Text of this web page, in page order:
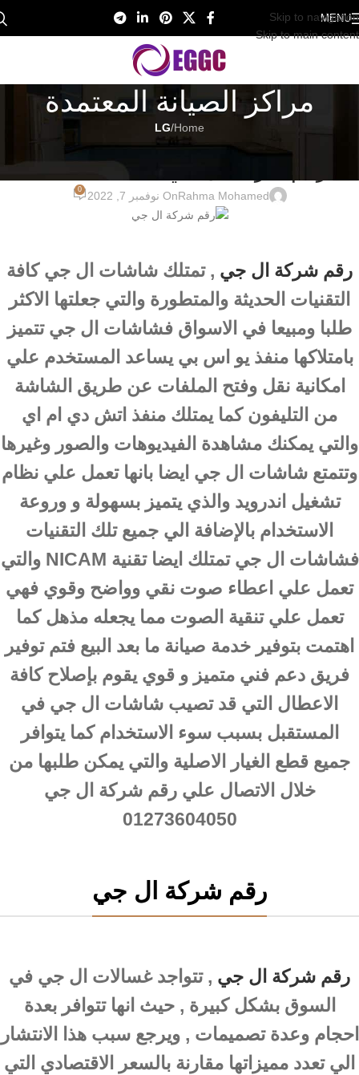
Skip to navigation
Skip to main content
MENU
مراكز الصيانة المعتمدة
Home
/
LG
LG
Rahma MohamedOn نوفمبر 7, 2022 0
رقم شركة ال جي , تمتلك شاشات ال جي كافة
التقنيات الحديثة والمتطورة والتي جعلتها الاكثر
طلبا ومبيعا في الاسواق فشاشات ال جي تتميز
بامتلاكها منفذ يو اس بي يساعد المستخدم علي
امكانية نقل وفتح الملفات عن طريق الشاشة
من التليفون كما يمتلك منفذ اتش دي ام اي
والتي يمكنك مشاهدة الفيديوهات والصور وغيرها
وتتمتع شاشات ال جي ايضا بانها تعمل علي نظام
تشغيل اندرويد والذي يتميز بسهولة و وروعة
الاستخدام بالإضافة الي جميع تلك التقنيات
فشاشات ال جي تمتلك ايضا تقنية NICAM والتي
تعمل علي اعطاء صوت نقي وواضح وقوي فهي
تعمل علي تنقية الصوت مما يجعله مذهل كما
اهتمت بتوفير خدمة صيانة ما بعد البيع فتم توفير
فريق دعم فني متميز و قوي يقوم بإصلاح كافة
الاعطال التي قد تصيب شاشات ال جي في
المستقبل بسبب سوء الاستخدام كما يتوافر
جميع قطع الغيار الاصلية والتي يمكن طلبها من
خلال الاتصال علي رقم شركة ال جي
01273604050
رقم شركة ال جي
رقم شركة ال جي , تتواجد غسالات ال جي في
السوق بشكل كبيرة , حيث انها تتوافر بعدة
احجام وعدة تصميمات , ويرجع سبب هذا الانتشار
الي تعدد مميزاتها مقارنة بالسعر الاقتصادي التي